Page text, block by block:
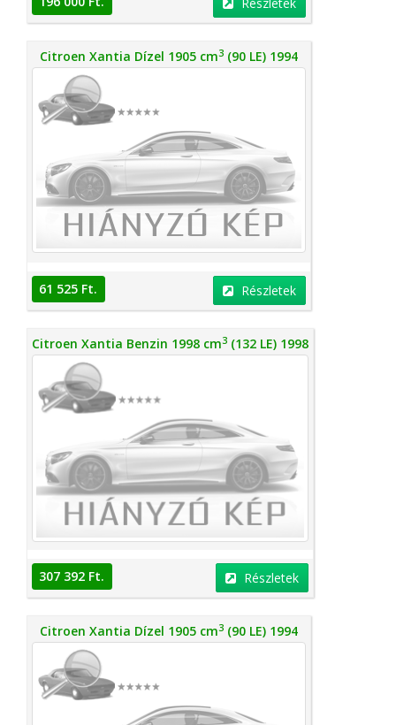
Citroen Xantia Dízel 1905 cm3 (90 LE) 1994
61 525 Ft. Részletek
Citroen Xantia Benzin 1998 cm3 (132 LE) 1998
307 392 Ft. Részletek
Citroen Xantia Dízel 1905 cm3 (90 LE) 1994